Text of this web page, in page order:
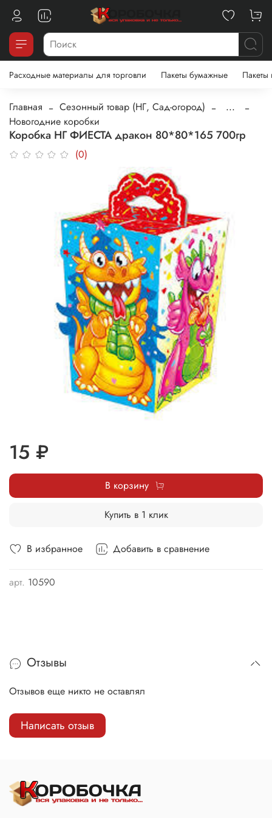
Расходные материалы для торговли Пакеты бумажные Пакеты
Главная Сезонный товар (НГ, Сад-огород)
...
Новогодние коробки
Коробка НГ ФИЕСТА дракон 80*80*165 700гр
(0)
В избранное Добавить в сравнение
арт. 10590
15 ₽
В корзину
Купить в 1 клик
Отзывы
Отзывов еще никто не оставлял
Написать отзыв